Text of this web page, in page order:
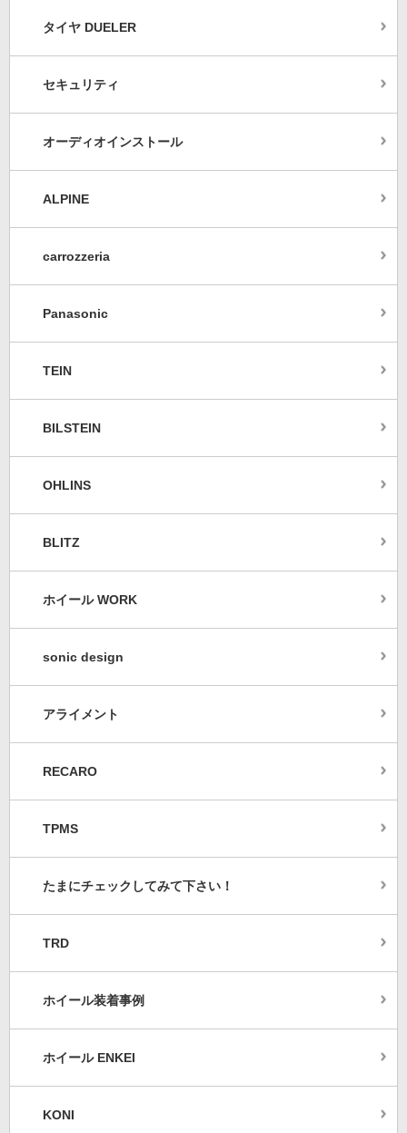
タイヤ DUELER
セキュリティ
オーディオインストール
ALPINE
carrozzeria
Panasonic
TEIN
BILSTEIN
OHLINS
BLITZ
ホイール WORK
sonic design
アライメント
RECARO
TPMS
たまにチェックしてみて下さい！
TRD
ホイール装着事例
ホイール ENKEI
KONI